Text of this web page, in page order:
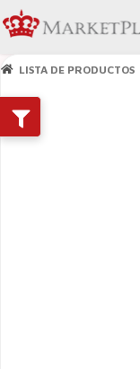
LISTA DE PRODUCTOS